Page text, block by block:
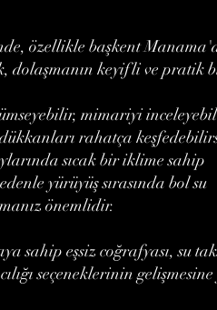
özellikle başkent
dolaşmanın keyifli ve pratik
mimariyi
rahatça
sıcak bir iklime sahip
yürüyüş sırasında bol su
önemlidir.
sahip eşsiz coğrafyası, su
seçeneklerinin